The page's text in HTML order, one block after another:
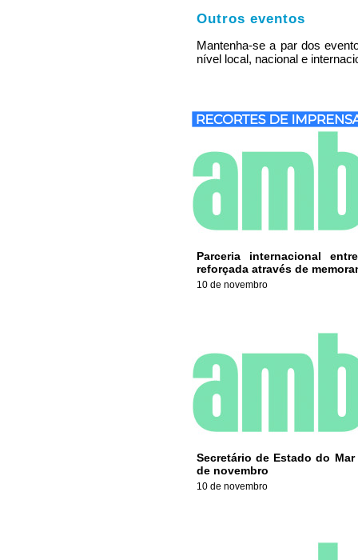
Outros eventos
Mantenha-se a par dos
nível local, nacional e
Parceria internacional
reforçada através de
10 de novembro
Secretário de Estado do
de novembro
10 de novembro